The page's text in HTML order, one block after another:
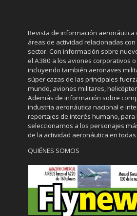
Revista de información aeronáutica
áreas de actividad relacionadas
sector. Con información sobre
el A380 a los aviones corporativos
incluyendo también aeronaves
súper cazas de las principales
mundo, aviones militares,
Además de información sobre
industria aeronáutica nacional e
reportajes de interés humano, para
seleccionamos a los personajes
de la actividad aeronáutica en
QUIÉNES SOMOS